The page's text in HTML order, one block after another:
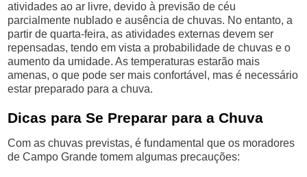
atividades ao ar livre, devido à previsão de céu
parcialmente nublado e ausência de chuvas. No entanto, a
partir de quarta-feira, as atividades externas devem ser
repensadas, tendo em vista a probabilidade de chuvas e o
aumento da umidade. As temperaturas estarão mais
amenas, o que pode ser mais confortável, mas é necessário
estar preparado para a chuva.
Dicas para Se Preparar para a Chuva
Com as chuvas previstas, é fundamental que os moradores
de Campo Grande tomem algumas precauções: